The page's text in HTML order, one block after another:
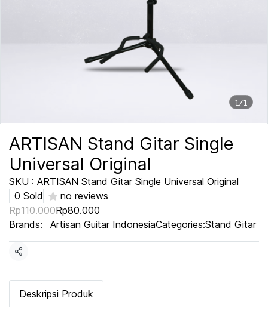
1/1
ARTISAN Stand Gitar Single
Universal Original
SKU : ARTISAN Stand Gitar Single Universal Original
0 Sold
no reviews
Rp110.000Rp80.000
Brands:
Artisan Guitar IndonesiaCategories:Stand Gitar
Share
Deskripsi Produk